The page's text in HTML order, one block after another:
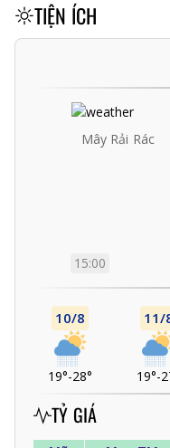
TIỆN ÍCH
Mây Rải Rác
15:00
10/8
19°-28°
11/
19°-
TỶ GIÁ